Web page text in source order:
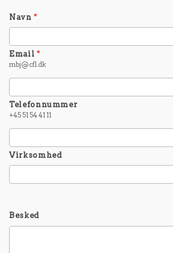
Navn*
Email *
mbj@cfl.dk
Telefonnummer
+45 51 54 41 11
Virksomhed
Besked